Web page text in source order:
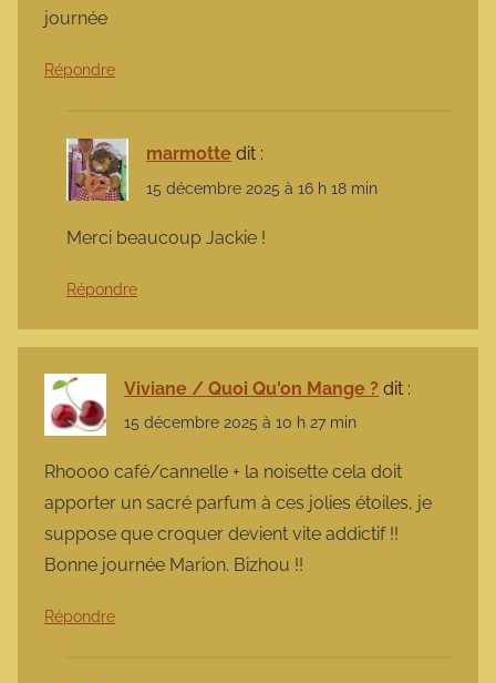
journée
Répondre
marmotte dit :
15 décembre 2025 à 16 h 18 min
Merci beaucoup Jackie !
Répondre
Viviane / Quoi Qu'on Mange ? dit :
15 décembre 2025 à 10 h 27 min
Rhoooo café/cannelle + la noisette cela doit
apporter un sacré parfum à ces jolies étoiles, je
suppose que croquer devient vite addictif !!
Bonne journée Marion. Bizhou !!
Répondre